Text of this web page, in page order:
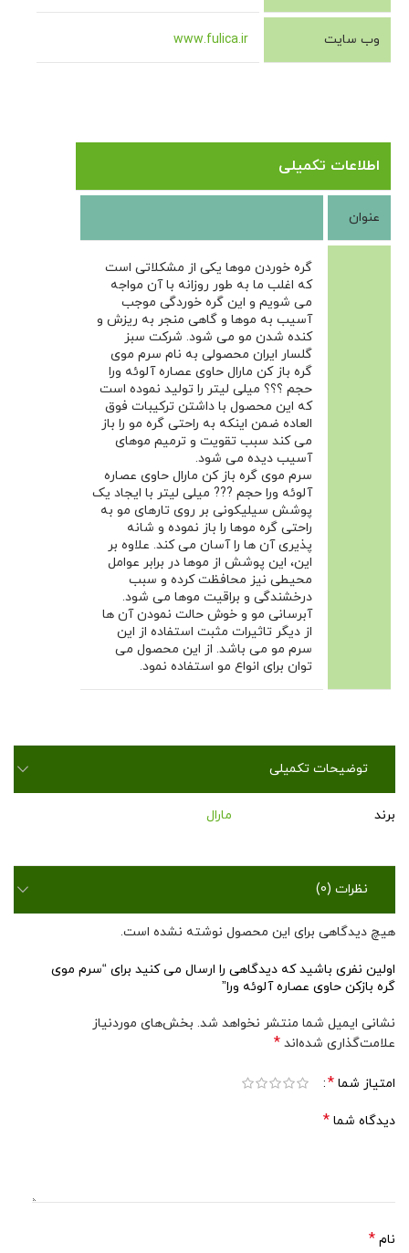
وب سایت www.fulica.ir
اطلاعات تکمیلی
عنوان
گره خوردن موها یکی از مشکلاتی است
که اغلب ما به طور روزانه با آن مواجه
می شویم و این گره خوردگی موجب
آسیب به موها و گاهی منجر به ریزش و
کنده شدن مو می شود. شرکت سبز
گلسار ایران محصولی به نام سرم موی
گره باز کن مارال حاوی عصاره آلوئه ورا
حجم ؟؟؟ میلی لیتر را تولید نموده است
که این محصول با داشتن ترکیبات فوق
العاده ضمن اینکه به راحتی گره مو را باز
می کند سبب تقویت و ترمیم موهای
آسیب دیده می شود.
سرم موی گره باز کن مارال حاوی عصاره
آلوئه ورا حجم ??? میلی لیتر با ایجاد یک
پوشش سیلیکونی بر روی تارهای مو به
راحتی گره موها را باز نموده و شانه
پذیری آن ها را آسان می کند. علاوه بر
این، این پوشش از موها در برابر عوامل
محیطی نیز محافظت کرده و سبب
درخشندگی و براقیت موها می شود.
آبرسانی مو و خوش حالت نمودن آن ها
از دیگر تاثیرات مثبت استفاده از این
سرم مو می باشد. از این محصول می
توان برای انواع مو استفاده نمود.
توضیحات تکمیلی
برند مارال
نظرات (0)
هیچ دیدگاهی برای این محصول نوشته نشده است.
اولین نفری باشید که دیدگاهی را ارسال می کنید برای “سرم موی
گره بازکن حاوی عصاره آلوئه ورا”
نشانی ایمیل شما منتشر نخواهد شد. بخش‌های موردنیاز
علامت‌گذاری شده‌اند *
امتیاز شما *
دیدگاه شما *
نام *